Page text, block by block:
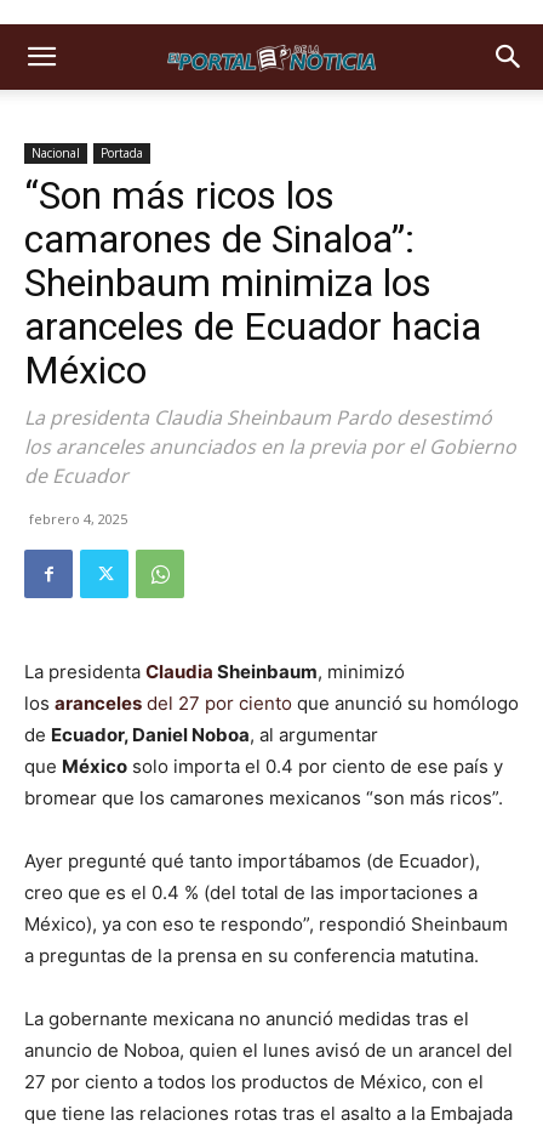
Nacional Portada
“Son más ricos los
camarones de Sinaloa”:
Sheinbaum minimiza los
aranceles de Ecuador hacia
México
La presidenta Claudia Sheinbaum Pardo desestimó
los aranceles anunciados en la previa por el Gobierno
de Ecuador
febrero 4, 2025
La presidenta Claudia Sheinbaum, minimizó
los aranceles del 27 por ciento que anunció su homólogo
de Ecuador, Daniel Noboa, al argumentar
que México solo importa el 0.4 por ciento de ese país y
bromear que los camarones mexicanos “son más ricos”.
Ayer pregunté qué tanto importábamos (de Ecuador),
creo que es el 0.4 % (del total de las importaciones a
México), ya con eso te respondo”, respondió Sheinbaum
a preguntas de la prensa en su conferencia matutina.
La gobernante mexicana no anunció medidas tras el
anuncio de Noboa, quien el lunes avisó de un arancel del
27 por ciento a todos los productos de México, con el
que tiene las relaciones rotas tras el asalto a la Embajada